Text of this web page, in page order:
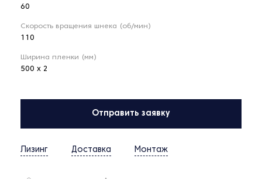
60
Скорость вращения шнека (об/мин)
110
Ширина пленки (мм)
500 x 2
Отправить заявку
Лизинг Доставка Монтаж